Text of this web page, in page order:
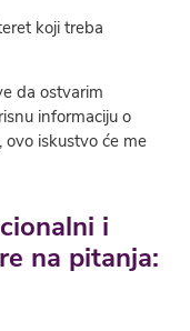
koji treba
da ostvarim
informaciju o
iskustvo će me
i
na pitanja: